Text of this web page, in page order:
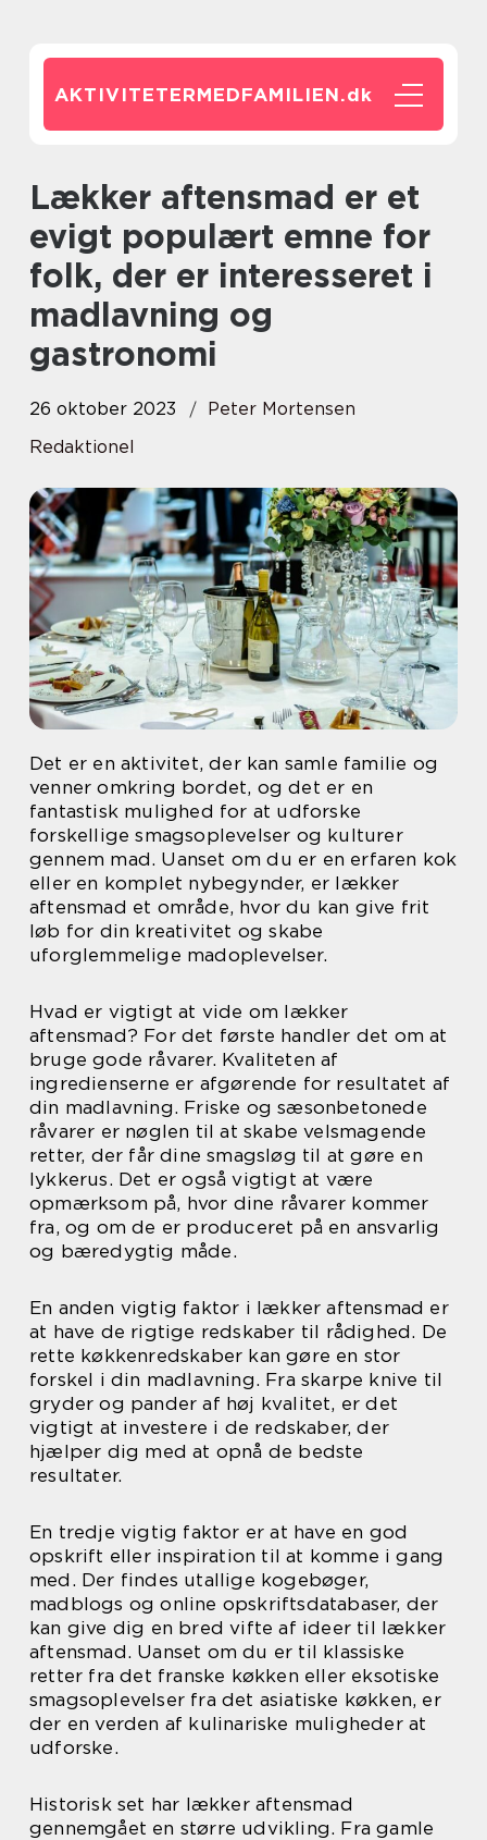
AKTIVITETERMEDFAMILIEN.dk
Lækker aftensmad er et
evigt populært emne for
folk, der er interesseret i
madlavning og
gastronomi
26 oktober 2023
Peter Mortensen
Redaktionel
Det er en aktivitet, der kan samle familie og
venner omkring bordet, og det er en
fantastisk mulighed for at udforske
forskellige smagsoplevelser og kulturer
gennem mad. Uanset om du er en erfaren kok
eller en komplet nybegynder, er lækker
aftensmad et område, hvor du kan give frit
løb for din kreativitet og skabe
uforglemmelige madoplevelser.
Hvad er vigtigt at vide om lækker
aftensmad? For det første handler det om at
bruge gode råvarer. Kvaliteten af
ingredienserne er afgørende for resultatet af
din madlavning. Friske og sæsonbetonede
råvarer er nøglen til at skabe velsmagende
retter, der får dine smagsløg til at gøre en
lykkerus. Det er også vigtigt at være
opmærksom på, hvor dine råvarer kommer
fra, og om de er produceret på en ansvarlig
og bæredygtig måde.
En anden vigtig faktor i lækker aftensmad er
at have de rigtige redskaber til rådighed. De
rette køkkenredskaber kan gøre en stor
forskel i din madlavning. Fra skarpe knive til
gryder og pander af høj kvalitet, er det
vigtigt at investere i de redskaber, der
hjælper dig med at opnå de bedste
resultater.
En tredje vigtig faktor er at have en god
opskrift eller inspiration til at komme i gang
med. Der findes utallige kogebøger,
madblogs og online opskriftsdatabaser, der
kan give dig en bred vifte af ideer til lækker
aftensmad. Uanset om du er til klassiske
retter fra det franske køkken eller eksotiske
smagsoplevelser fra det asiatiske køkken, er
der en verden af kulinariske muligheder at
udforske.
Historisk set har lækker aftensmad
gennemgået en større udvikling. Fra gamle